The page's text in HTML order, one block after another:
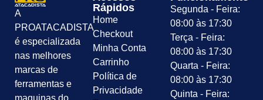
A
PROATACADISTA
é especializada
nas melhores
marcas de
ferramentas e
maquinas do
Rápidos
Home
Checkout
Minha Conta
Carrinho
Política de
Privacidade
Segunda - Feira:
08:00 às 17:30
Terça - Feira:
08:00 às 17:30
Quarta - Feira:
08:00 às 17:30
Quinta - Feira: